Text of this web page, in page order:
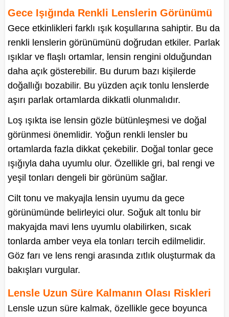
Gece Işığında Renkli Lenslerin Görünümü
Gece etkinlikleri farklı ışık koşullarına sahiptir. Bu da
renkli lenslerin görünümünü doğrudan etkiler. Parlak
ışıklar ve flaşlı ortamlar, lensin rengini olduğundan
daha açık gösterebilir. Bu durum bazı kişilerde
doğallığı bozabilir. Bu yüzden açık tonlu lenslerde
aşırı parlak ortamlarda dikkatli olunmalıdır.
Loş ışıkta ise lensin gözle bütünleşmesi ve doğal
görünmesi önemlidir. Yoğun renkli lensler bu
ortamlarda fazla dikkat çekebilir. Doğal tonlar gece
ışığıyla daha uyumlu olur. Özellikle gri, bal rengi ve
yeşil tonları dengeli bir görünüm sağlar.
Cilt tonu ve makyajla lensin uyumu da gece
görünümünde belirleyici olur. Soğuk alt tonlu bir
makyajda mavi lens uyumlu olabilirken, sıcak
tonlarda amber veya ela tonları tercih edilmelidir.
Göz farı ve lens rengi arasında zıtlık oluşturmak da
bakışları vurgular.
Lensle Uzun Süre Kalmanın Olası Riskleri
Lensle uzun süre kalmak, özellikle gece boyunca